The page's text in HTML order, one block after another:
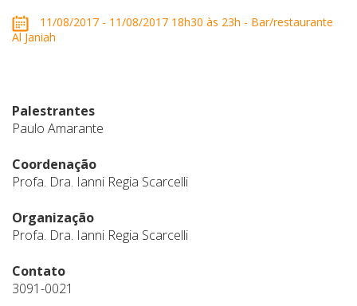
11/08/2017 - 11/08/2017 18h30 às 23h - Bar/restaurante
Al Janiah
Palestrantes
Paulo Amarante
Coordenação
Profa. Dra. Ianni Regia Scarcelli
Organização
Profa. Dra. Ianni Regia Scarcelli
Contato
3091-0021